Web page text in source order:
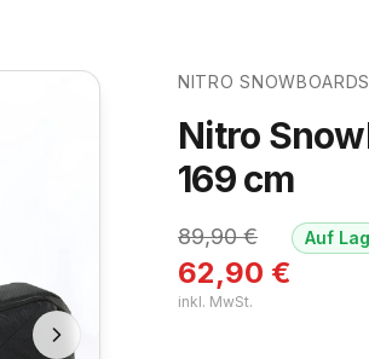
NITRO SNOWBOARDS
Nitro
169 cm
89,90€
62,90 €
inkl. MwSt.
Auf